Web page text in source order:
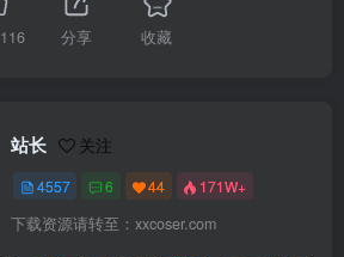
116 分享 收藏
站长 关注
4557 6 44 171W+
下载资源请转至：xxcoser.com